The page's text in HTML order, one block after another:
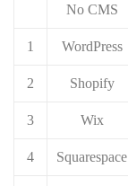
No CMS
1 WordPress
2 Shopify
3 Wix
4 Squarespace